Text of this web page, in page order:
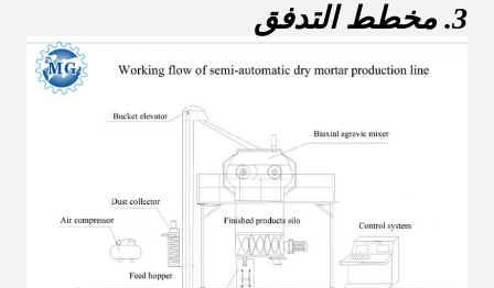
3. مخطط التدفق